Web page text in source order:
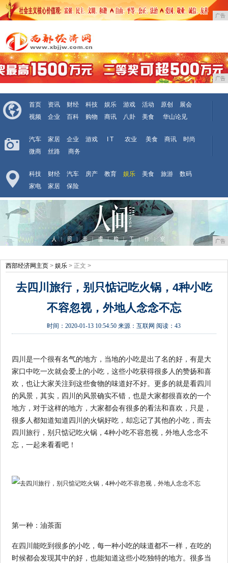
广告
广告
首页 资讯 财经 科技 娱乐 游戏 活动 原创
展会
视频
企业 百科 购物 商讯 八卦 美食 华山论见
汽车 家居 企业 游戏 I T 农业 美食 商讯
时尚
微商
丝路 商务
科技 财经 汽车 房产 教育 娱乐 美食 旅游
数码
家电
家居 保险
广告
西部经济网主页 > 娱乐 > 正文 >
去四川旅行，别只惦记吃火锅，4种小吃
不容忽视，外地人念念不忘
时间：2020-01-13 10:54:50 来源：互联网 阅读：43
四川是一个很有名气的地方，当地的小吃是出了名的好，有是大
家口中吃一次就会爱上的小吃，这些小吃获得很多人的赞扬和喜
欢，也让大家关注到这些食物的味道好不好。更多的就是看四川
的风景，其实，四川的风景确实不错，也是大家都很喜欢的一个
地方，对于这样的地方，大家都会有很多的看法和喜欢，只是，
很多人都知道知道四川的火锅好吃，却忘记了其他的小吃，而去
四川旅行，别只惦记吃火锅，4种小吃不容忽视，外地人念念不
忘，一起来看看吧！
第一种：油茶面
在四川能吃到很多的小吃，每一种小吃的味道都不一样，在吃的
时候都会发现其中的好，也能知道这些小吃独特的地方。很多当